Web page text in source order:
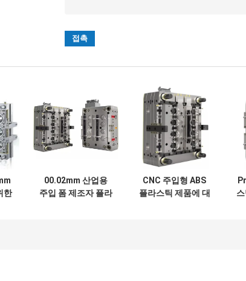
한
00.02mm 산업용
주입 폼 제조자 플라
CNC 주입형 ABS
플라스틱 제품에 대